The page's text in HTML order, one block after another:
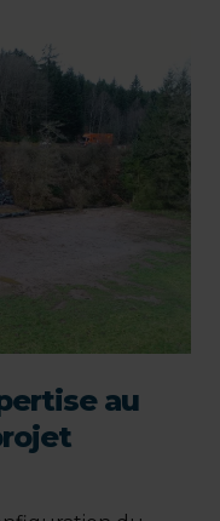
au